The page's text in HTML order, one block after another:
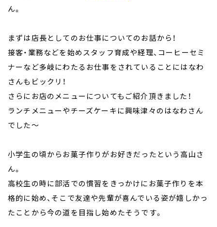
ん。
まずは店長としてのお仕事についてのお話から！
接客・業務などを始めスタッフ育成や経理、コーヒーセミ
ナーなど多岐にわたるお仕事をされていることにはなわ
さんもビックリ！
さらにお店のメニューについてもご紹介頂きました！
ランチメニューやチーズケーキに興味津々のはなわさん
でした～
小学生の頃からお菓子作りがお好きだったという高山さ
ん。
高校生の時に部活での慣習をきっかけにお菓子作りを本
格的に始め、そこで友達や先輩が喜んでいる姿が嬉しかっ
たことから今の道を目指し始めたそうです。